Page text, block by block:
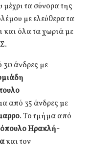
μέχρι τα σύνορα της
με ελεύθερα τα
και όλα τα χωριά με
30 άνδρες με
από 35 άνδρες με
. Το τμήμα από
Ηρακλή-
και τον